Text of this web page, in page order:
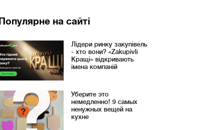
Популярне на сайті
Лідери ринку закупівель
- хто вони? «Zakupivli
Кращі» відкривають
імена компаній
Уберите это
немедленно! 9 самых
ненужных вещей на
кухне